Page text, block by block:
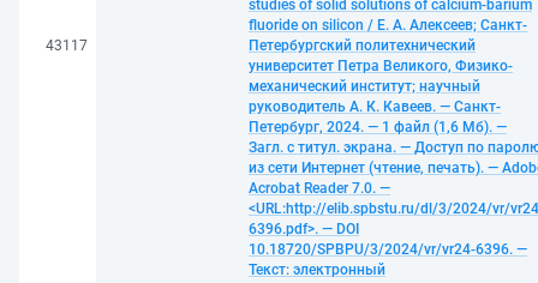
43117
studies of solid solutions of calcium-barium
fluoride on silicon / Е. А. Алексеев; Санкт-
Петербургский политехнический
университет Петра Великого, Физико-
механический институт; научный
руководитель А. К. Кавеев. — Санкт-
Петербург, 2024. — 1 файл (1,6 Мб). —
Загл. с титул. экрана. — Доступ по
из сети Интернет (чтение, печать). —
Acrobat Reader 7.0. —
<URL:http://elib.spbstu.ru/dl/3/2024/vr/
6396.pdf>. — DOI
10.18720/SPBPU/3/2024/vr/vr24-6396. —
Текст: электронный